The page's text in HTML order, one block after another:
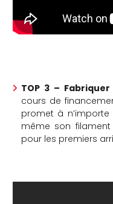
TOP 3 –
cours de
promet à
même son
pour les premiers